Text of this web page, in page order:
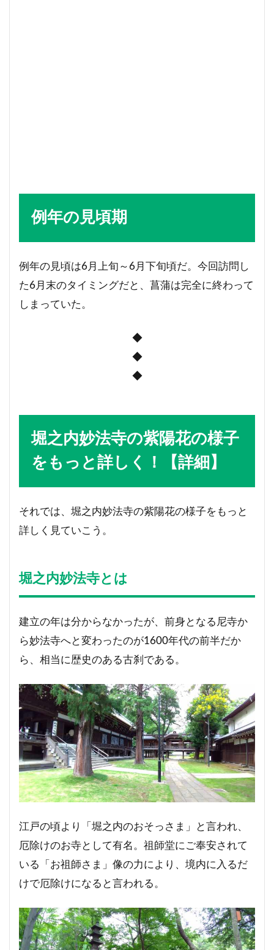
例年の見頃期
例年の見頃は6月上旬～6月下旬頃だ。今回訪問し
た6月末のタイミングだと、菖蒲は完全に終わって
しまっていた。
◆
◆
◆
堀之内妙法寺の紫陽花の様子
をもっと詳しく！【詳細】
それでは、堀之内妙法寺の紫陽花の様子をもっと
詳しく見ていこう。
堀之内妙法寺とは
建立の年は分からなかったが、前身となる尼寺か
ら妙法寺へと変わったのが1600年代の前半だか
ら、相当に歴史のある古刹である。
江戸の頃より「堀之内のおそっさま」と言われ、
厄除けのお寺として有名。祖師堂にご奉安されて
いる「お祖師さま」像の力により、境内に入るだ
けで厄除けになると言われる。